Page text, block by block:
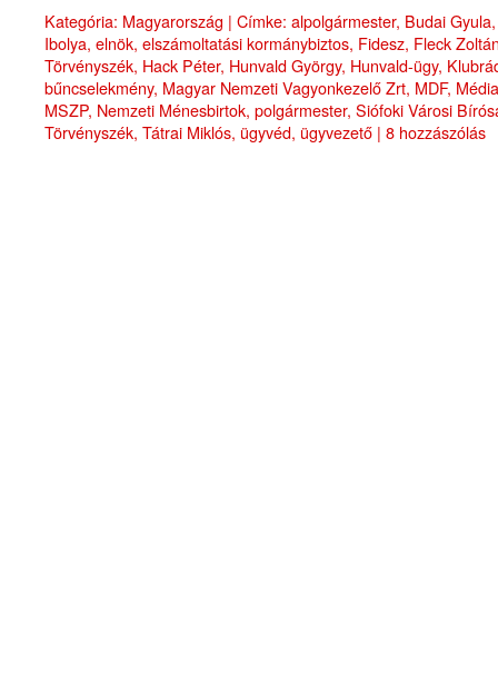
Kategória: Magyarország | Címke: alpolgármester, Budai Gyula
Ibolya, elnök, elszámoltatási kormánybiztos, Fidesz, Fleck
Törvényszék, Hack Péter, Hunvald György, Hunvald-ügy,
bűncselekmény, Magyar Nemzeti Vagyonkezelő Zrt, MDF,
MSZP, Nemzeti Ménesbirtok, polgármester, Siófoki Városi
Törvényszék, Tátrai Miklós, ügyvéd, ügyvezető | 8 hozzászólás